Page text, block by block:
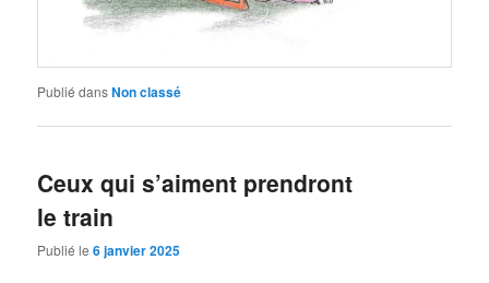
Publié dansNon classé
Ceux qui s’aiment prendront
le train
Publié le6 janvier 2025